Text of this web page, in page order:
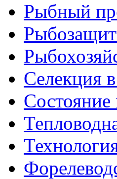
Рыбный
Селекция
Состояние